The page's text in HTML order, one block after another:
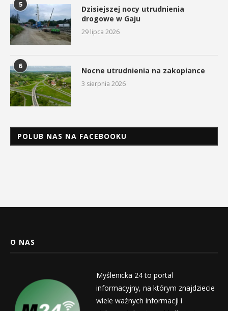
5
Dzisiejszej nocy utrudnienia
drogowe w Gaju
29 lipca 2026
6 Nocne utrudnienia na zakopiance
3 sierpnia 2026
POLUB NAS NA FACEBOOKU
O NAS
Myślenicka 24 to portal
informacyjny, na którym znajdziecie
wiele ważnych informacji i